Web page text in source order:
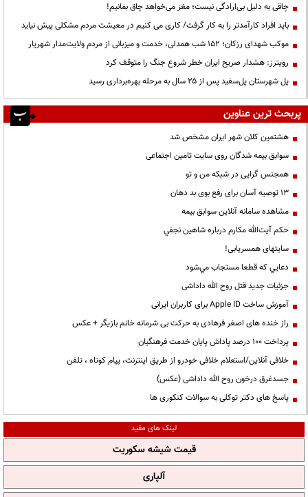
چاقی به دلیل بی‌ارادگی نیست؛ مغز می‌خواهد چاق بمانیم!
باید افراد کارآمدتر را به کار گرفت/ کاری می کنیم در معیشت مردم مشکلی پیش نیاید
موکب شهدای رزکان؛ ۱۵۲ شب همدلی، خدمت و میزبانی از مردم ولایت‌مدار شهریار
رویترز: هشدار صریح ایران خطر شروع جنگ را متوقف کرد
پل شهرستان پل‌سفید پس از ۲۵ سال به مرحله بهره‌برداری رسید
پربحث ترین عناوین
هشتمین کلان شهر ایران مشخص شد
سوابق بیمه شدگان روی سایت تامین اجتماعی
همجنس گرایی در شبکه من و تو
13 توصیه آسان برای رفع بوی بد دهان
مشاهده سامانه آنلاين سوابق بیمه
حكم آيت‌الله مكارم درباره شاهين نجفي
سایتهای همسریابی!
دعايي كه قطعا مستجاب مي‌شود
جزئیات جدید قتل روح الله داداشی
آموزش ساخت Apple ID برای کاربران ایرانی
راز خنده های اصغر فرهادی به حرکت بی شرمانه خانم بازیگر + عکس
پرداخت ۱۰۰ درصد پاداش پایان خدمت فرهنگیان
خلافی آنلاین/استعلام خلافی خودرو از طریق اینترنت، پیام کوتاه ، تلفن
جسدغرق درخون روح الله داداشی (عکس)
پاسخ های دکتر توکلی به سوالات کنکوری ها
لینک های مفید
قیمت شیشه سکوریت
آلپاری